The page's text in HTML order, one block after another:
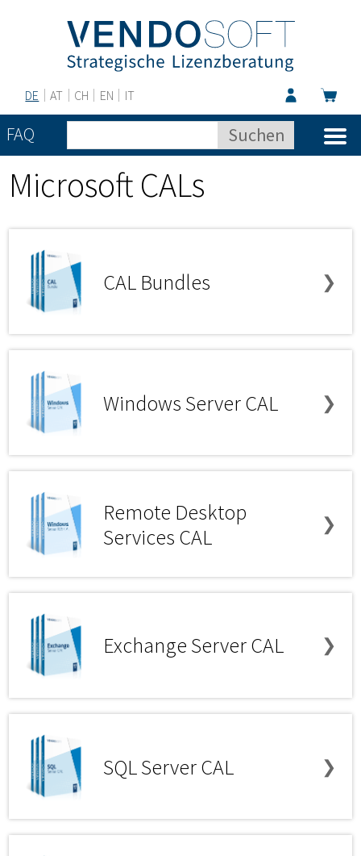
DE AT CH EN IT
FAQ
Microsoft CALs
CAL Bundles ❯
Windows Server CAL ❯
Remote Desktop
Services CAL
❯
Exchange Server CAL ❯
SQL Server CAL ❯